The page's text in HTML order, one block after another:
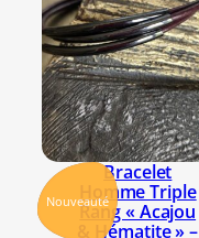
Nouveauté
Bracelet
Homme Triple
Rang « Acajou
& Hématite » –